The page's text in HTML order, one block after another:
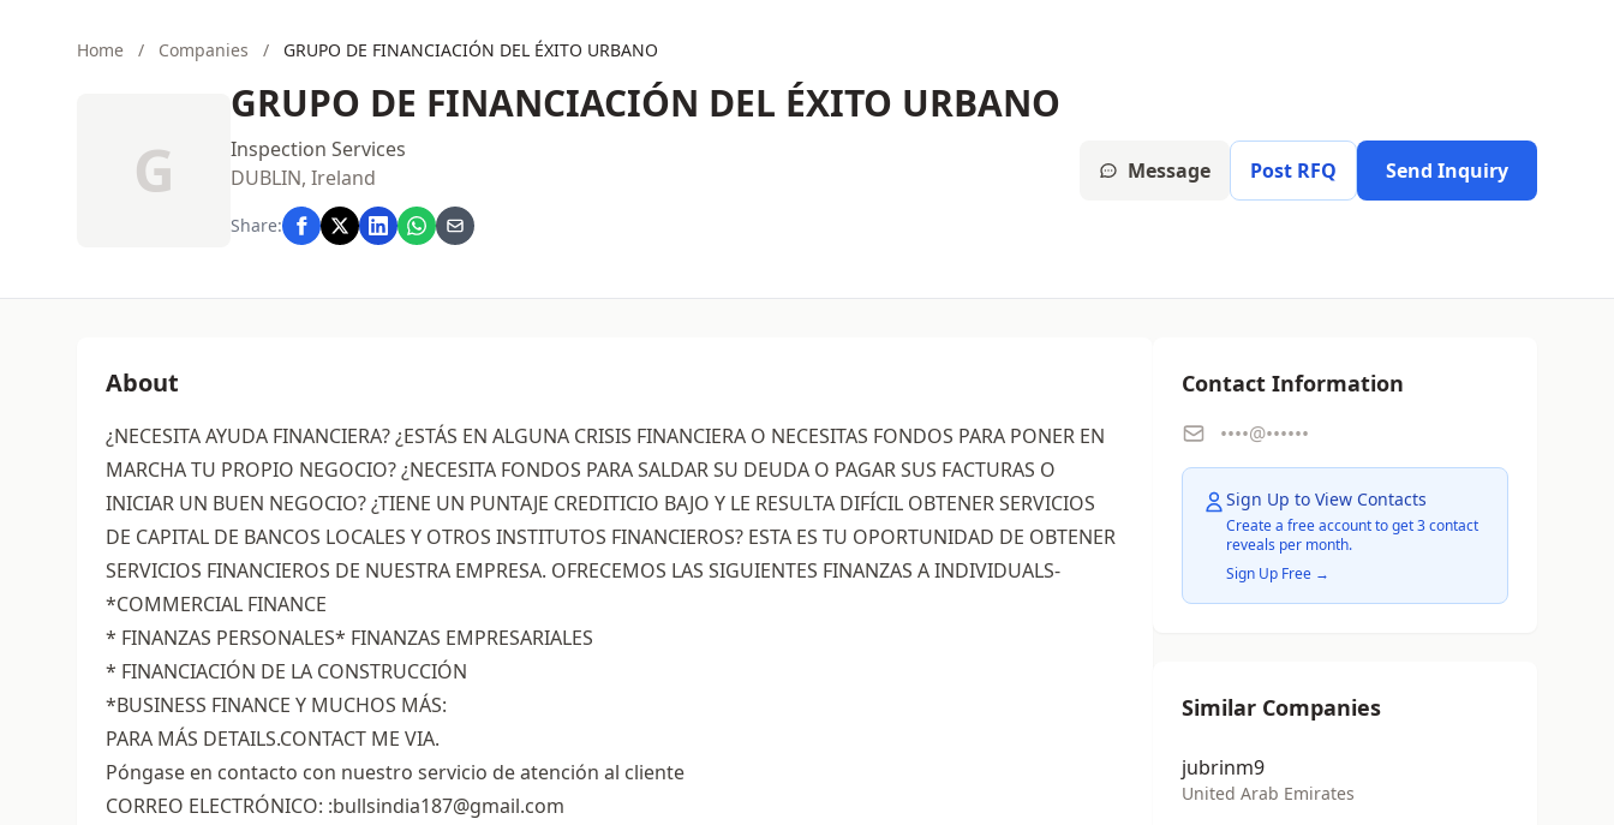
Home / Companies / GRUPO DE FINANCIACIÓN DEL ÉXITO URBANO
G
GRUPO DE FINANCIACIÓN DEL ÉXITO URBANO
Inspection Services
DUBLIN, Ireland
Share:
Message Post RFQ Send Inquiry
About
¿NECESITA AYUDA FINANCIERA? ¿ESTÁS EN ALGUNA CRISIS FINANCIERA O NECESITAS FONDOS PARA PONER EN
MARCHA TU PROPIO NEGOCIO? ¿NECESITA FONDOS PARA SALDAR SU DEUDA O PAGAR SUS FACTURAS O
INICIAR UN BUEN NEGOCIO? ¿TIENE UN PUNTAJE CREDITICIO BAJO Y LE RESULTA DIFÍCIL OBTENER SERVICIOS
DE CAPITAL DE BANCOS LOCALES Y OTROS INSTITUTOS FINANCIEROS? ESTA ES TU OPORTUNIDAD DE OBTENER
SERVICIOS FINANCIEROS DE NUESTRA EMPRESA. OFRECEMOS LAS SIGUIENTES FINANZAS A INDIVIDUALS-
*COMMERCIAL FINANCE
* FINANZAS PERSONALES* FINANZAS EMPRESARIALES
* FINANCIACIÓN DE LA CONSTRUCCIÓN
*BUSINESS FINANCE Y MUCHOS MÁS:
PARA MÁS DETAILS.CONTACT ME VIA.
Póngase en contacto con nuestro servicio de atención al cliente
CORREO ELECTRÓNICO: :bullsindia187@gmail.com
Contact Information
••••@••••••
Sign Up to View Contacts
Create a free account to get 3 contact
reveals per month.
Sign Up Free →
Similar Companies
jubrinm9
United Arab Emirates